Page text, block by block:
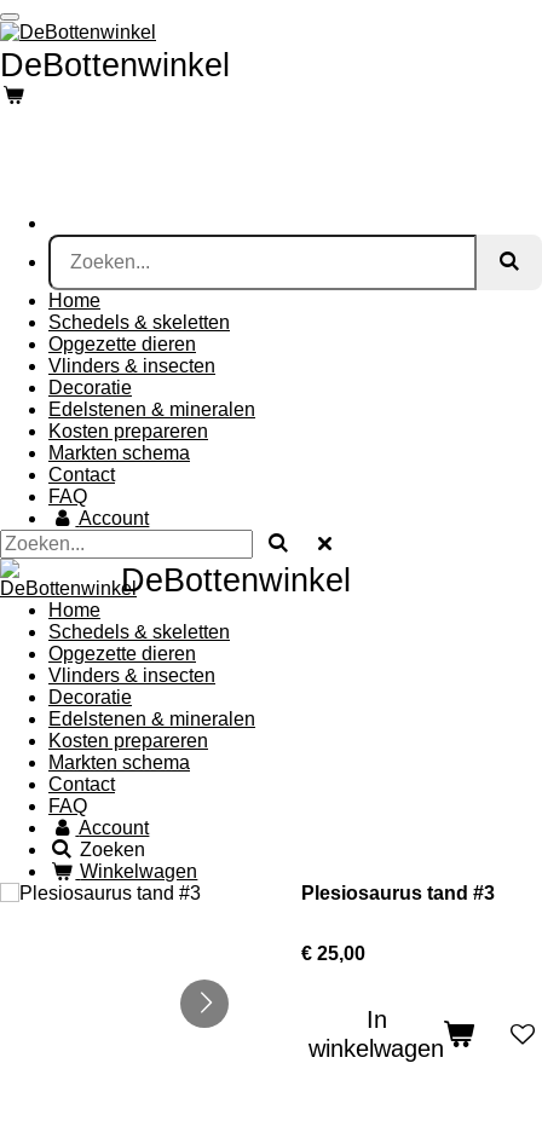
Ga
direct
naar
de
hoofdinhoud
DeBottenwinkel
Home
Schedels & skeletten
Opgezette dieren
Vlinders & insecten
Decoratie
Edelstenen & mineralen
Kosten prepareren
Markten schema
Contact
FAQ
Account
DeBottenwinkel
Home
Schedels & skeletten
Opgezette dieren
Vlinders & insecten
Decoratie
Edelstenen & mineralen
Kosten prepareren
Markten schema
Contact
FAQ
Account
Zoeken
Winkelwagen
Plesiosaurus tand #3
€ 25,00
In
winkelwagen